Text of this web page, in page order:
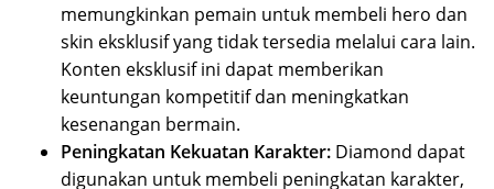
memungkinkan pemain untuk membeli hero dan
skin eksklusif yang tidak tersedia melalui cara lain.
Konten eksklusif ini dapat memberikan
keuntungan kompetitif dan meningkatkan
kesenangan bermain.
Peningkatan Kekuatan Karakter: Diamond dapat
digunakan untuk membeli peningkatan karakter,